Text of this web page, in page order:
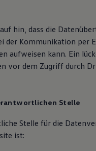
hin, dass die
der Kommunikation per
aufweisen kann. Ein
vor dem Zugriff durch
Stelle
Stelle für die
ist: